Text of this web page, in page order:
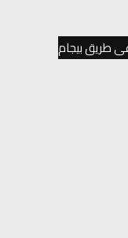
طريق بيجام